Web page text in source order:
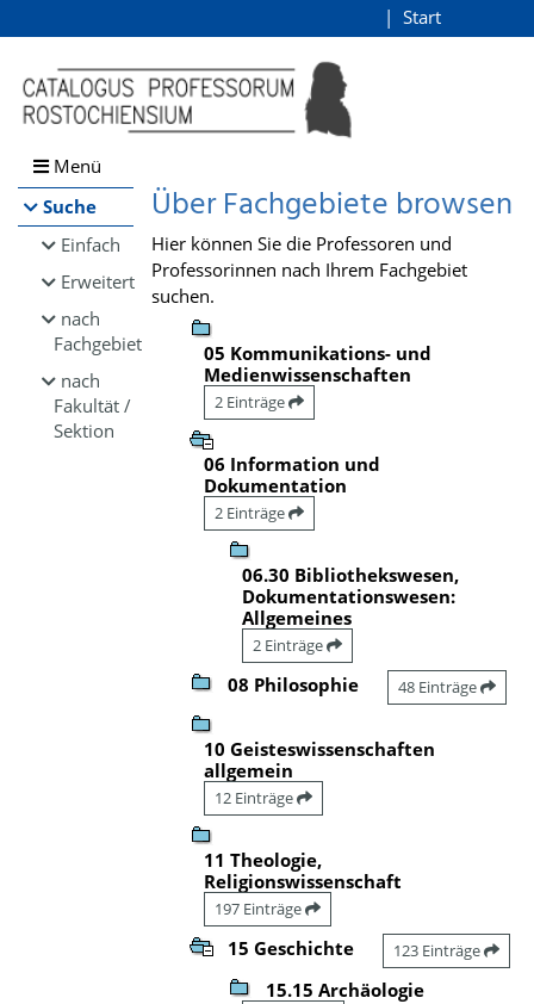
Browsen
direkt zum Inhalt
Start
Menü
Suche
Einfach
Erweitert
nach
Fachgebiet
nach
Fakultät /
Sektion
Über Fachgebiete browsen
Hier können Sie die Professoren und
Professorinnen nach Ihrem Fachgebiet
suchen.
05 Kommunikations- und
Medienwissenschaften
2 Einträge
06 Information und
Dokumentation
2 Einträge
06.30 Bibliothekswesen,
Dokumentationswesen:
Allgemeines
2 Einträge
08 Philosophie 48 Einträge
10 Geisteswissenschaften
allgemein
12 Einträge
11 Theologie,
Religionswissenschaft
197 Einträge
15 Geschichte 123 Einträge
15.15 Archäologie